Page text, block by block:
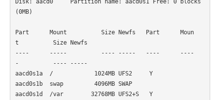
(0MB)
Part      Mount          Size Newfs   Part      Moun
t          Size Newfs
----      -----          ---- -----   ----      ----
-          ---- -----
aacd0s1a  /            1024MB UFS2     Y
aacd0s1b  swap         4096MB SWAP
aacd0s1d  /var        32768MB UFS2+S   Y